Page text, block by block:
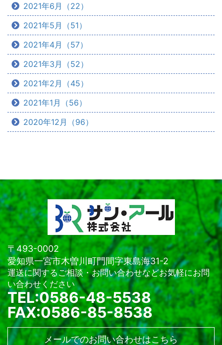
2021年6月（22）
2021年5月（51）
2021年4月（57）
2021年3月（52）
2021年2月（45）
2021年1月（56）
2020年12月（96）
〒493-0002
愛知県一宮市木曽川町門間字東島海31-2
運送に関するご相談・お問い合わせなどお気軽にお問
い合わせください
TEL:0586-48-5538
FAX:0586-85-8538
メールでのお問い合わせはこちら